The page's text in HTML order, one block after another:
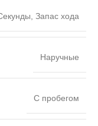
Запас хода
Наручные
С пробегом